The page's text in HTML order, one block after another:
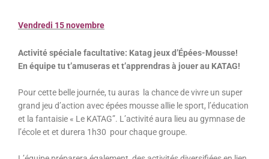
Vendredi 15 novembre
Activité spéciale facultative: Katag jeux d’Épées-Mousse!
En équipe tu t’amuseras et t’apprendras à jouer au KATAG!
Pour cette belle journée, tu auras la chance de vivre un super
grand jeu d’action avec épées mousse allie le sport, l’éducation
et la fantaisie « Le KATAG”. L’activité aura lieu au gymnase de
l’école et et durera 1h30 pour chaque groupe.